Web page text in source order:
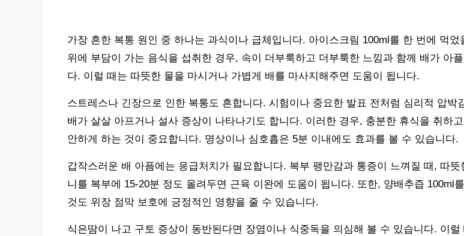
가장 흔한 복통 원인 중 하나는 과식이나 급체입니다. 아이스크림 100ml를 한 번에 먹었
위에 부담이 가는 음식을 섭취한 경우, 속이 더부룩하고 더부룩한 느낌과 함께 배가 아플
다. 이럴 때는 따뜻한 물을 마시거나 가볍게 배를 마사지해주면 도움이 됩니다.
스트레스나 긴장으로 인한 복통도 흔합니다. 시험이나 중요한 발표 전처럼 심리적 압박
배가 살살 아프거나 설사 증상이 나타나기도 합니다. 이러한 경우, 충분한 휴식을 취하
안하게 하는 것이 중요합니다. 명상이나 심호흡은 5분 이내에도 효과를 볼 수 있습니다.
갑작스러운 배 아픔에는 응급처치가 필요합니다. 복부 팽만감과 통증이 느껴질 때, 따뜻
니를 복부에 15-20분 정도 올려두면 근육 이완에 도움이 됩니다. 또한, 양배추즙 100ml
것도 위장 점막 보호에 긍정적인 영향을 줄 수 있습니다.
식은땀이 나고 구토 증상이 동반된다면 장염이나 식중독을 의심해 볼 수 있습니다. 이럴